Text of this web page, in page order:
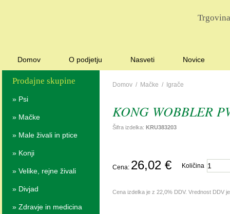
Domov O podjetju Nasveti Novice
Prodajne skupine
» Psi
» Mačke
» Male živali in ptice
» Konji
» Velike, rejne živali
» Divjad
» Zdravje in medicina
Domov / Mačke / Igrače
KONG WOBBLER
Šifra izdelka: KRU383203
Cena: 26,02 € Količina
Cena izdelka je z 22,0% DDV. Vrednost DDV